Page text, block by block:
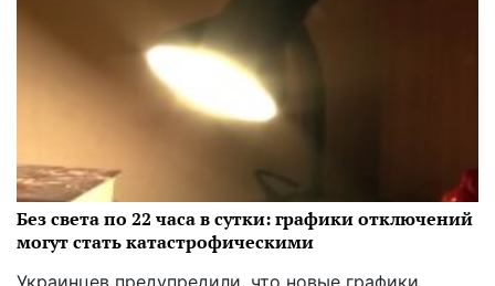
Без света по 22 часа в сутки: графики отключений
могут стать катастрофическими